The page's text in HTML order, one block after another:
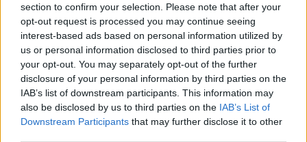
section to confirm your selection. Please note that after your
opt-out request is processed you may continue seeing
interest-based ads based on personal information utilized by
us or personal information disclosed to third parties prior to
your opt-out. You may separately opt-out of the further
disclosure of your personal information by third parties on the
IAB’s list of downstream participants. This information may
also be disclosed by us to third parties on the IAB’s List of
Downstream Participants that may further disclose it to other